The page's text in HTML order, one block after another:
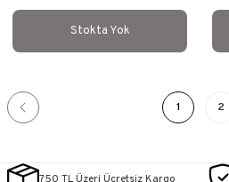
Stokta Yok
1 2
750 TL Üzeri Ücretsiz Kargo